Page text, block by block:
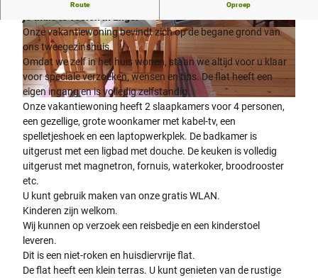
© Teutoburger Wald Tourismus, Stadt Enger, Krauß | CC-BY-SA
© Teutoburger Wald Tourismus, Stadt Enger, K
rauß |
CC-BY-SA
© Teutoburger Wald Tourismus, Stadt Enger, K
CC-BY-SA
Route Oproep
Onze vakantiewoning bevindt zich op de begane grond van
ons tweegezinshuis.
Omdat we zelf in het huis wonen, staan we altijd voor u klaar
voor speciale verzoeken, wensen en tips. De flat heeft een
eigen ingang en is volledig zelfstandig.
Onze vakantiewoning heeft 2 slaapkamers voor 4 personen,
een gezellige, grote woonkamer met kabel-tv, een
spelletjeshoek en een laptopwerkplek. De badkamer is
uitgerust met een ligbad met douche. De keuken is volledig
uitgerust met magnetron, fornuis, waterkoker, broodrooster
etc.
U kunt gebruik maken van onze gratis WLAN.
Kinderen zijn welkom.
Wij kunnen op verzoek een reisbedje en een kinderstoel
leveren.
Dit is een niet-roken en huisdiervrije flat.
De flat heeft een klein terras. U kunt genieten van de rustige